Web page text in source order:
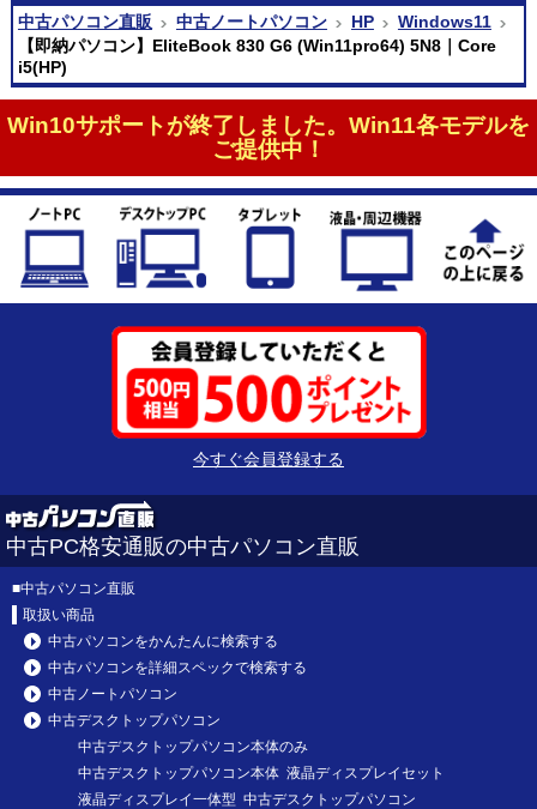
中古パソコン直販
中古ノートパソコン HP
Windows11
【即納パソコン】EliteBook 830 G6 (Win11pro64) 5N8｜Core
i5(HP)
Win10サポートが終了しました。Win11各モデルを
ご提供中！
今すぐ会員登録する
中古PC格安通販の中古パソコン直販
■中古パソコン直販
取扱い商品
中古パソコンをかんたんに検索する
中古パソコンを詳細スペックで検索する
中古ノートパソコン
中古デスクトップパソコン
中古デスクトップパソコン本体のみ
中古デスクトップパソコン本体 液晶ディスプレイセット
液晶ディスプレイ一体型 中古デスクトップパソコン